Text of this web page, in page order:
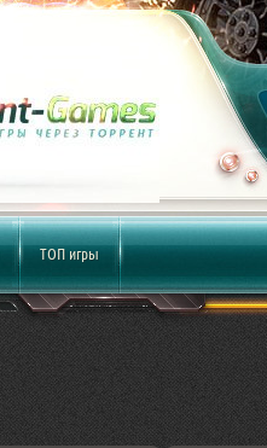
ТОП игры